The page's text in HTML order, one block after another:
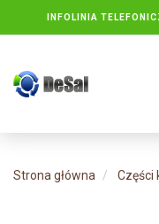
INFOLINIA
PONIEDZIAŁKU DO
Strona główna Części